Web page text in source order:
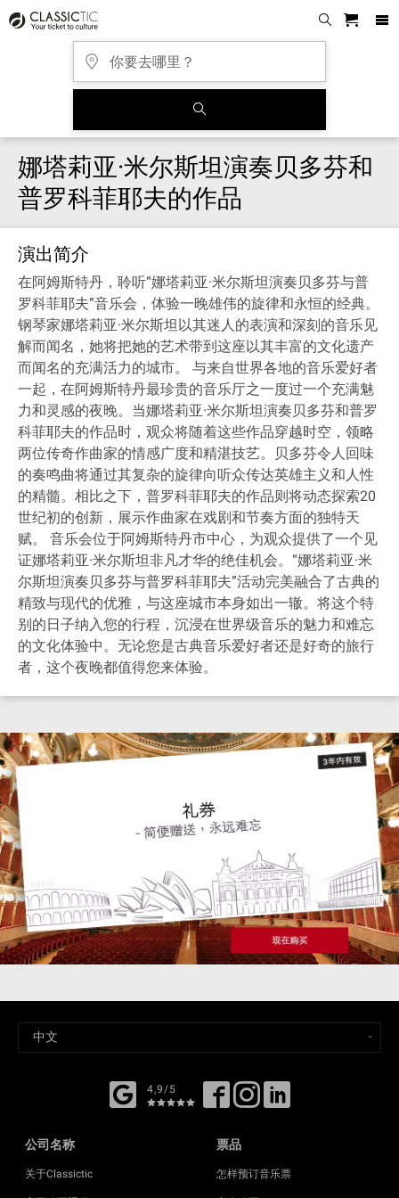
娜塔莉亚·米尔斯坦演奏贝多芬和
普罗科菲耶夫的作品
演出简介
在阿姆斯特丹，聆听“娜塔莉亚·米尔斯坦演奏贝多芬与普
罗科菲耶夫”音乐会，体验一晚雄伟的旋律和永恒的经典。
钢琴家娜塔莉亚·米尔斯坦以其迷人的表演和深刻的音乐见
解而闻名，她将把她的艺术带到这座以其丰富的文化遗产
而闻名的充满活力的城市。 与来自世界各地的音乐爱好者
一起，在阿姆斯特丹最珍贵的音乐厅之一度过一个充满魅
力和灵感的夜晚。当娜塔莉亚·米尔斯坦演奏贝多芬和普罗
科菲耶夫的作品时，观众将随着这些作品穿越时空，领略
两位传奇作曲家的情感广度和精湛技艺。贝多芬令人回味
的奏鸣曲将通过其复杂的旋律向听众传达英雄主义和人性
的精髓。相比之下，普罗科菲耶夫的作品则将动态探索20
世纪初的创新，展示作曲家在戏剧和节奏方面的独特天
赋。 音乐会位于阿姆斯特丹市中心，为观众提供了一个见
证娜塔莉亚·米尔斯坦非凡才华的绝佳机会。“娜塔莉亚·米
尔斯坦演奏贝多芬与普罗科菲耶夫”活动完美融合了古典的
精致与现代的优雅，与这座城市本身如出一辙。将这个特
别的日子纳入您的行程，沉浸在世界级音乐的魅力和难忘
的文化体验中。无论您是古典音乐爱好者还是好奇的旅行
者，这个夜晚都值得您来体验。
4,9/5
公司名称
关于Classictic
票品
怎样预订音乐票